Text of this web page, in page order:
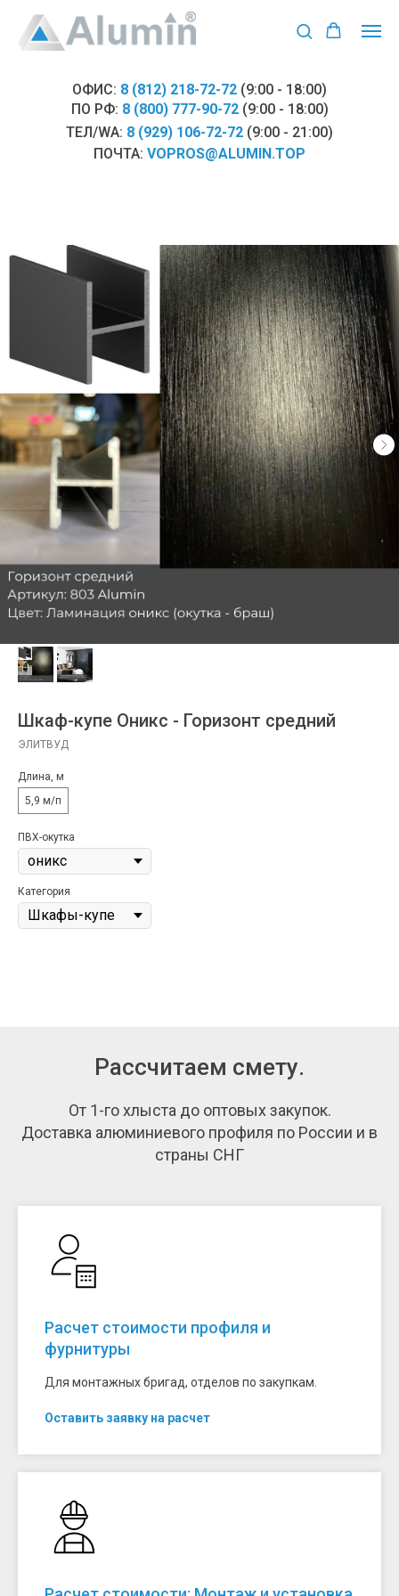
ОФИС: 8 (812) 218-72-72 (9:00 - 18:00)
ПО РФ: 8 (800) 777-90-72 (9:00 - 18:00)
ТЕЛ/WA: 8 (929) 106-72-72 (9:00 - 21:00)
ПОЧТА: VOPROS@ALUMIN.TOP
Шкаф-купе Оникс - Горизонт средний
ЭЛИТВУД
Длина, м
5,9 м/п
ПВХ-окутка
Категория
Рассчитаем смету.
От 1-го хлыста до оптовых закупок.
Доставка алюминиевого профиля по России и в
страны СНГ
Расчет стоимости профиля и
фурнитуры
Для монтажных бригад, отделов по закупкам.
Оставить заявку на расчет